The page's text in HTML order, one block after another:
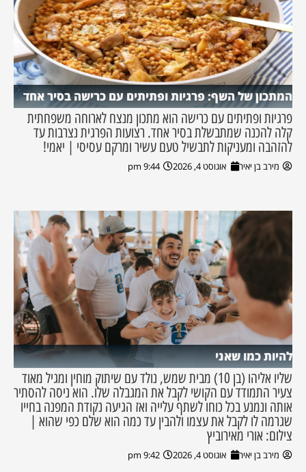
המתכון של השף: פרגיות ופתיתים עם כרישה בסיר אחד
פרגיות ופתיתים עם כרישה הוא מתכון מנצח לארוחה משפחתית
קלה להכנה שמתבשלת בסיר אחד. רצועות הפרגית נצרבות עד
להזהבה ומעניקות לתבשיל טעם עשיר ומרקם עסיסי | יאמי!
מירב בן יאיר אוגוסט 4, 2026 9:44 pm
להיות כמו שאני
שליו אליהו (בן 10) מבית שמש, נולד עם שיתוק מוחין ומגיל מאוד
צעיר התמודד עם הקושי לקבל את המגבלה שלו. הוא ניסה להסתיר
אותה ונמנע בכל כוחו לשתף עלייה ואז הגיעה נקודת המפנה בחייו
שגרמה לו לקבל את עצמו ולהבין עד כמה הוא שלם כפי שהוא |
צילום: אורי מאירוביץ
מירב בן יאיר אוגוסט 4, 2026 9:42 pm